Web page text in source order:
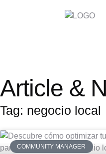
Article &
Tag: negocio local
COMMUNITY MANAGER